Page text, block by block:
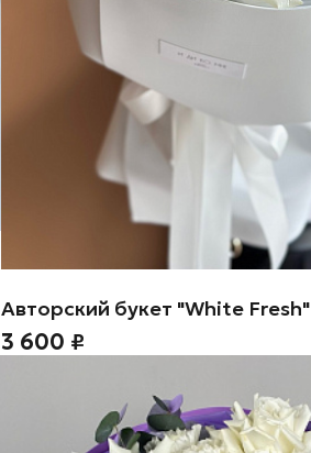
Авторский букет "White Fresh"
3 600 ₽